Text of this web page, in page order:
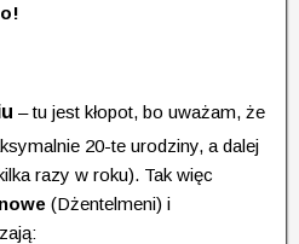
– tu jest kłopot, bo uważam, że
20-te urodziny, a dalej
razy w roku). Tak więc
(Dżentelmeni) i